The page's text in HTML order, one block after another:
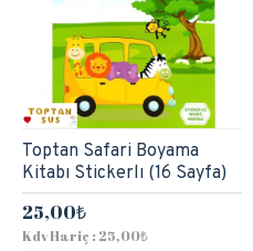
Toptan Safari Boyama
Kitabı Stickerlı (16 Sayfa)
25,00₺
Kdv Hariç : 25,00₺